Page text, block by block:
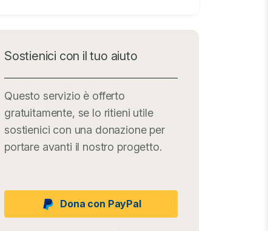
Sostienici con il tuo aiuto
Questo servizio è offerto
gratuitamente, se lo ritieni utile
sostienici con una donazione per
portare avanti il nostro progetto.
Dona con PayPal